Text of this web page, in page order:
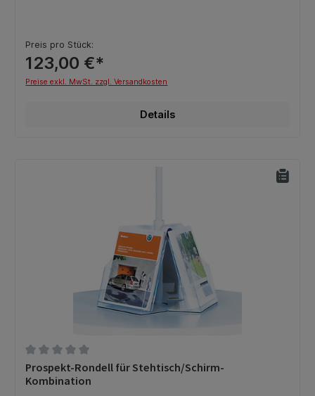
Preis pro Stück:
123,00 €*
Preise exkl. MwSt. zzgl. Versandkosten
Details
Durchschnittliche Bewertung von 0 von 5 Sternen
Prospekt-Rondell für Stehtisch/Schirm-
Kombination